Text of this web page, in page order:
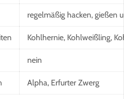
regelmäßig hacken, gießen
Kohlhernie, Kohlweißling,
nein
Alpha, Erfurter Zwerg